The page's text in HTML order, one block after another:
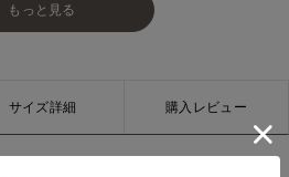
もっと見る
サイズ詳細 購入レビュー